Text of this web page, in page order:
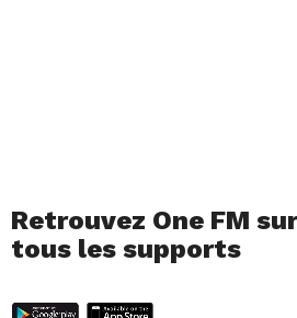
Retrouvez One FM sur
tous les supports